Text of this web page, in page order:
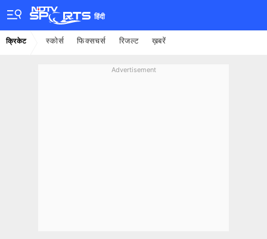
हिंदी
क्रिकेट स्कोर्स फिक्सचर्स रिजल्ट ख़बरें
Advertisement